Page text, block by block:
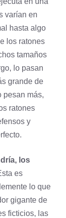
varían en
hasta algo
los ratones
tamaños
lo pasan
grande de
pesan más,
ratones
y
los
es
lo que
gigante de
ficticios, las